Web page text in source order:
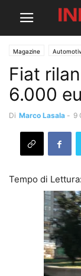
Magazine
Fiat
6.000
Di Marco Lasala - 9